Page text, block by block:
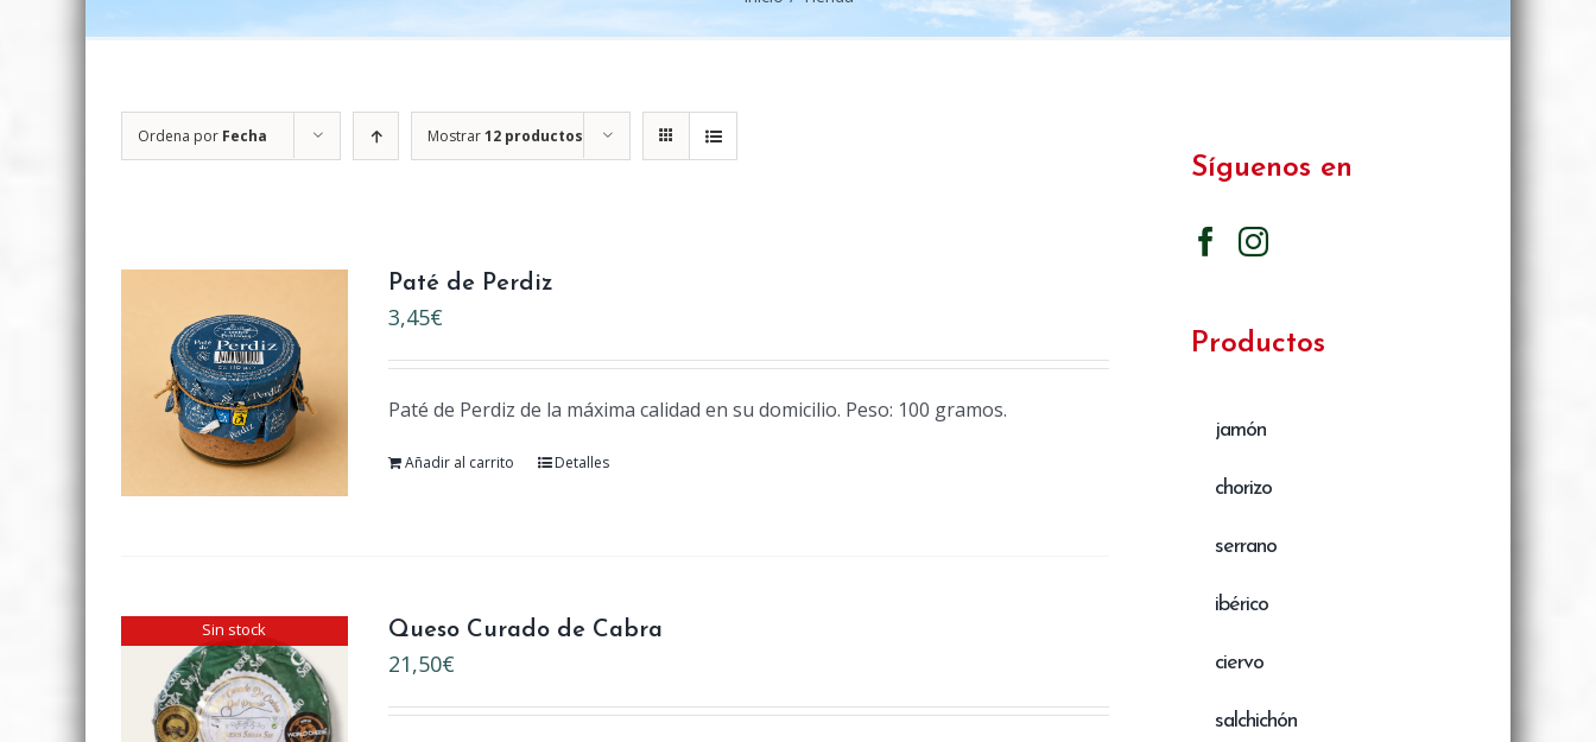
Ordena por Fecha Mostrar12 productos
Paté de Perdiz
3,45€
Paté de Perdiz de la máxima calidad en su domicilio. Peso: 100 gramos.
Añadir al carrito Detalles
Sin stock Queso Curado de Cabra
21,50€
Síguenos en
Productos
jamón
chorizo
serrano
ibérico
ciervo
salchichón